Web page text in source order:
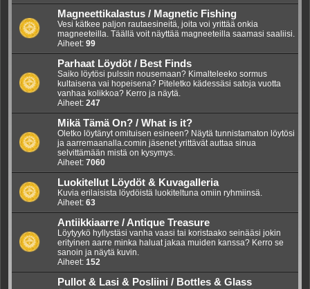
Magneettikalastus / Magnetic Fishing
Vesi kätkee paljon rautaesineitä, joita voi yrittää onkia
magneeteilla. Täällä voit näyttää magneeteilla saamasi saaliisi.
Aiheet: 99
Parhaat Löydöt / Best Finds
Saiko löytösi pulssin nousemaan? Kimalteleeko sormus
kultaisena vai hopeisena? Piteletko kädessäsi satoja vuotta
vanhaa kolikkoa? Kerro ja näytä.
Aiheet: 247
Mikä Tämä On? / What is it?
Oletko löytänyt omituisen esineen? Näytä tunnistamaton löytösi
ja aarremaanalla.comin jäsenet yrittävät auttaa sinua
selvittämään mistä on kysymys.
Aiheet: 7060
Luokitellut Löydöt & Kuvagalleria
Kuvia erilaisista löydöistä luokiteltuna omiin ryhmiinsä.
Aiheet: 63
Antiikkiaarre / Antique Treasure
Löytyykö hyllystäsi vanha vaasi tai koristaako seinääsi jokin
erityinen aarre minka haluat jakaa muiden kanssa? Kerro se
sanoin ja näytä kuvin.
Aiheet: 152
Pullot & Lasi & Posliini / Bottles & Glass